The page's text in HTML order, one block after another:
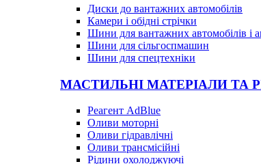
Диски до вантажних автомобілів
Камери і обідні стрічки
Шини для вантажних автомобілів і
Шини для сільгоспмашин
Шини для спецтехніки
МАСТИЛЬНІ МАТЕРІАЛИ ТА
Реагент AdBlue
Оливи моторні
Оливи гідравлічні
Оливи трансмісійні
Рідини охолоджуючі